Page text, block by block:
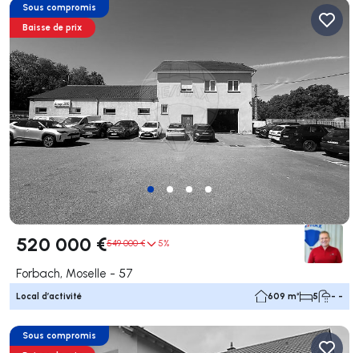
Sous compromis
Baisse de prix
520 000 €549 000 € 5%
Forbach, Moselle - 57
Local d’activité 609 m² 5 - -
Sous compromis